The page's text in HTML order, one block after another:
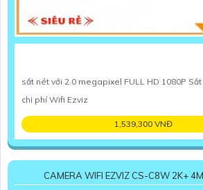
sắt nét với 2.0 megapixel FULL HD 1080P
chi phí Wifi Ezviz
1,539,300 VNĐ
CAMERA WIFI EZVIZ CS-C8W 2K+